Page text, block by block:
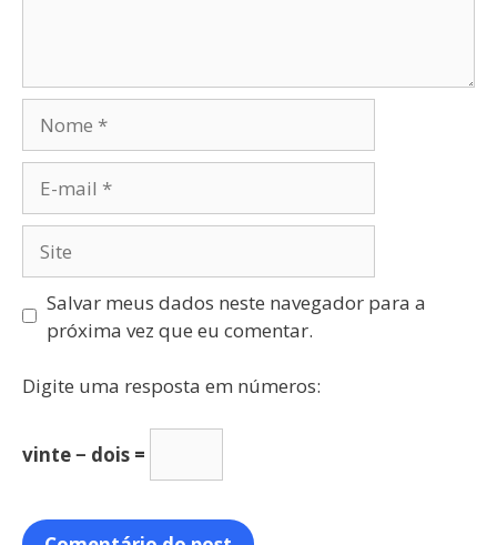
Salvar meus dados neste navegador para a
próxima vez que eu comentar.
Digite uma resposta em números:
vinte − dois =